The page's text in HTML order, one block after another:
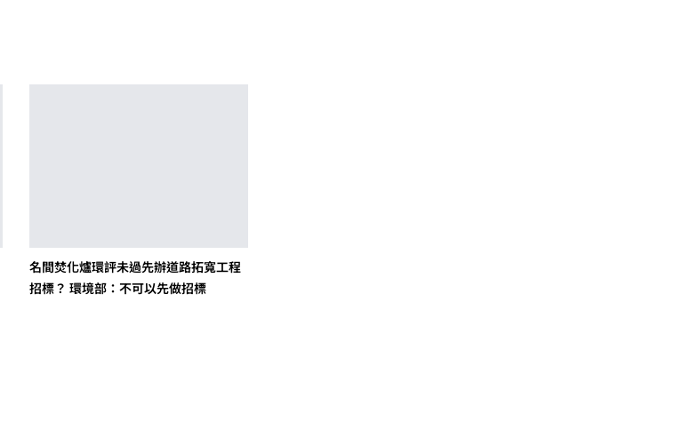
名間焚化爐環評未過先辦道路拓寬工程
招標？ 環境部：不可以先做招標